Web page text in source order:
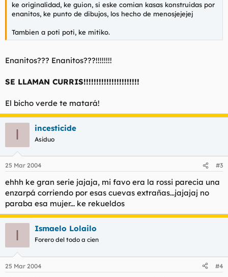
ke originalidad, ke guion, si eske comian kasas konstruidas por
enanitos, ke punto de dibujos, los hecho de menosjejejej
Tambien a poti poti, ke mitiko.
Enanitos??? Enanitos???!!!!!!!!
SE LLAMAN CURRIS!!!!!!!!!!!!!!!!!!!!!!
El bicho verde te matará!
I incesticide
Asiduo
25 Mar 2004 #3
ehhh ke gran serie jajaja, mi favo era la rossi parecia una
enzarpá corriendo por esas cuevas extrañas...jajajaj no
paraba esa mujer... ke rekueldos
I Ismaelo Lolailo
Forero del todo a cien
25 Mar 2004 #4